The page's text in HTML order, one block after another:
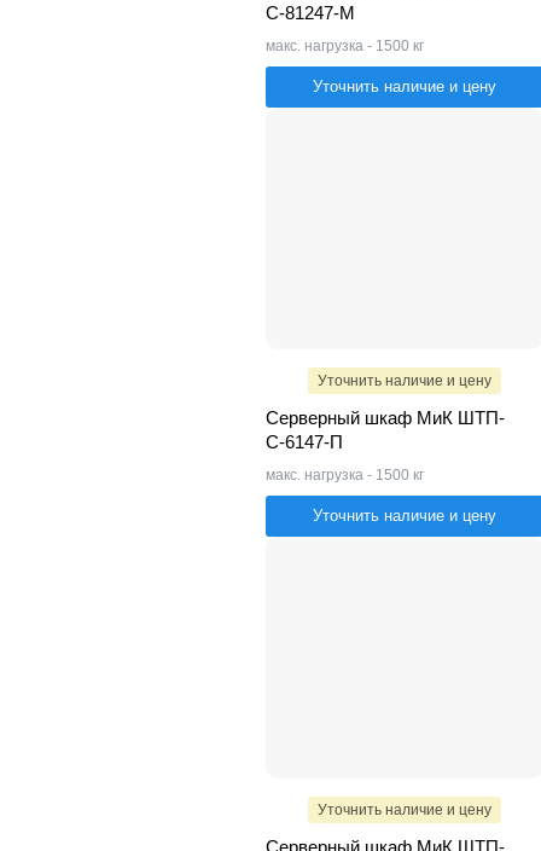
С-81247-M
макс. нагрузка - 1500 кг
Уточнить наличие и цену
Уточнить наличие и цену
Серверный шкаф МиК ШТП-
С-6147-П
макс. нагрузка - 1500 кг
Уточнить наличие и цену
Уточнить наличие и цену
Серверный шкаф МиК ШТП-